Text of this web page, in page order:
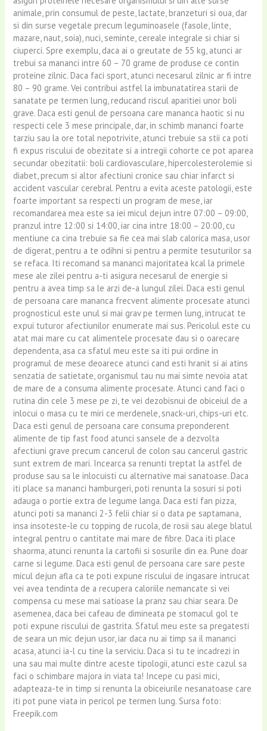
animale, prin consumul de peste, lactate, branzeturi si oua, dar
si din surse vegetale precum leguminoasele (fasole, linte,
mazare, naut, soia), nuci, seminte, cereale integrale si chiar si
ciuperci. Spre exemplu, daca ai o greutate de 55 kg, atunci ar
trebui sa mananci intre 60 – 70 grame de produse ce contin
proteine zilnic. Daca faci sport, atunci necesarul zilnic ar fi intre
80 – 90 grame. Vei contribui astfel la imbunatatirea starii de
sanatate pe termen lung, reducand riscul aparitiei unor boli
grave. Daca esti genul de persoana care mananca haotic si nu
respecti cele 3 mese principale, dar, in schimb mananci foarte
tarziu sau la ore total nepotrivite, atunci trebuie sa stii ca poti
fi expus riscului de obezitate si a intregii cohorte ce pot aparea
secundar obezitatii: boli cardiovasculare, hipercolesterolemie si
diabet, precum si altor afectiuni cronice sau chiar infarct si
accident vascular cerebral. Pentru a evita aceste patologii, este
foarte important sa respecti un program de mese, iar
recomandarea mea este sa iei micul dejun intre 07:00 – 09:00,
pranzul intre 12:00 si 14:00, iar cina intre 18:00 – 20:00, cu
mentiune ca cina trebuie sa fie cea mai slab calorica masa, usor
de digerat, pentru a te odihni si pentru a permite tesuturilor sa
se refaca. Iti recomand sa mananci majoritatea kcal la primele
mese ale zilei pentru a-ti asigura necesarul de energie si
pentru a avea timp sa le arzi de-a lungul zilei. Daca esti genul
de persoana care mananca frecvent alimente procesate atunci
prognosticul este unul si mai grav pe termen lung, intrucat te
expui tuturor afectiunilor enumerate mai sus. Pericolul este cu
atat mai mare cu cat alimentele procesate dau si o oarecare
dependenta, asa ca sfatul meu este sa iti pui ordine in
programul de mese deoarece atunci cand esti hranit si ai atins
senzatia de satietate, organismul tau nu mai simte nevoia atat
de mare de a consuma alimente procesate. Atunci cand faci o
rutina din cele 3 mese pe zi, te vei dezobisnui de obiceiul de a
inlocui o masa cu te miri ce merdenele, snack-uri, chips-uri etc.
Daca esti genul de persoana care consuma preponderent
alimente de tip fast food atunci sansele de a dezvolta
afectiuni grave precum cancerul de colon sau cancerul gastric
sunt extrem de mari. Incearca sa renunti treptat la astfel de
produse sau sa le inlocuisti cu alternative mai sanatoase. Daca
iti place sa mananci hamburgeri, poti renunta la sosuri si poti
adauga o portie extra de legume langa. Daca esti fan pizza,
atunci poti sa mananci 2-3 felii chiar si o data pe saptamana,
insa insoteste-le cu topping de rucola, de rosii sau alege blatul
integral pentru o cantitate mai mare de fibre. Daca iti place
shaorma, atunci renunta la cartofii si sosurile din ea. Pune doar
carne si legume. Daca esti genul de persoana care sare peste
micul dejun afla ca te poti expune riscului de ingasare intrucat
vei avea tendinta de a recupera caloriile nemancate si vei
compensa cu mese mai satioase la pranz sau chiar seara. De
asemenea, daca bei cafeau de dimineata pe stomacul gol te
poti expune riscului de gastrita. Sfatul meu este sa pregatesti
de seara un mic dejun usor, iar daca nu ai timp sa il mananci
acasa, atunci ia-l cu tine la serviciu. Daca si tu te incadrezi in
una sau mai multe dintre aceste tipologii, atunci este cazul sa
faci o schimbare majora in viata ta! Incepe cu pasi mici,
adapteaza-te in timp si renunta la obiceiurile nesanatoase care
iti pot pune viata in pericol pe termen lung. Sursa foto:
Freepik.com